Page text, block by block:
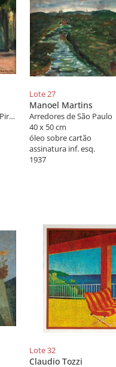
Paisagem de Agua de São Pedro - Piracicaba
Lote 27
Manoel Martins
Arredores de São Paulo
40 x 50 cm
óleo sobre cartão
assinatura inf. esq.
1937
Lote 32
Claudio Tozzi